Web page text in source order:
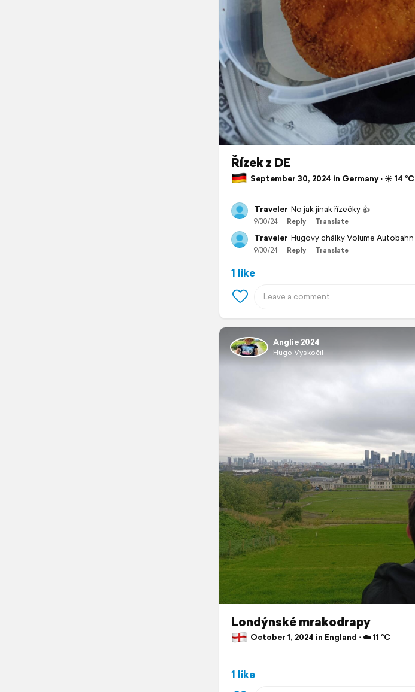
Řízek z DE
September 30, 2024 in Germany ⋅ ☀️ 14 °C
Traveler No jak jinak řízečky 👍
9/30/24 Reply Translate
Traveler Hugovy chálky Volume Autobahn
9/30/24 Reply Translate
1 like
Anglie 2024
Hugo Vyskočil
Londýnské mrakodrapy
October 1, 2024 in England ⋅ ☁️ 11 °C
1 like